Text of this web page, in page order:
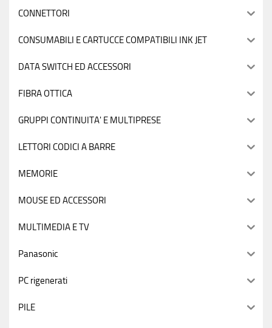
CONNETTORI
CONSUMABILI E CARTUCCE COMPATIBILI INK JET
DATA SWITCH ED ACCESSORI
FIBRA OTTICA
GRUPPI CONTINUITA' E MULTIPRESE
LETTORI CODICI A BARRE
MEMORIE
MOUSE ED ACCESSORI
MULTIMEDIA E TV
Panasonic
PC rigenerati
PILE